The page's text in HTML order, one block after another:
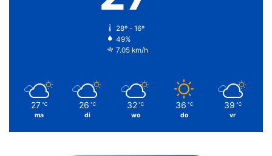
28º - 16º
49%
7.05 km/h
27 ℃
ma
26 ℃
di
32 ℃
wo
36 ℃
do
39 ℃
vr